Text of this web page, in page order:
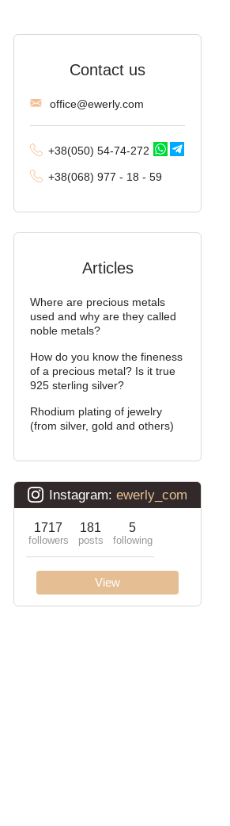
Phantom (Ramses and
Spica
Alligator
Arabic bismarck with
Pharaoh (double anchor)
David
Double bismarck
Ten (double carapace)
Cardinal (Python, Italian)
Lanterns
Contact us
office@ewerly.com
+38(050) 54-74-272
+38(068) 977 - 18 - 59
Articles
Where are precious metals
used and why are they called
noble metals?
How do you know the fineness
of a precious metal? Is it true
925 sterling silver?
Rhodium plating of jewelry
(from silver, gold and others)